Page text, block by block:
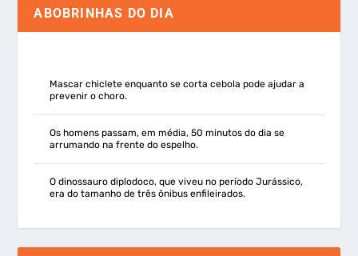
ABOBRINHAS DO DIA
Mascar chiclete enquanto se corta cebola pode ajudar a
prevenir o choro.
Os homens passam, em média, 50 minutos do dia se
arrumando na frente do espelho.
O dinossauro diplodoco, que viveu no período Jurássico,
era do tamanho de três ônibus enfileirados.